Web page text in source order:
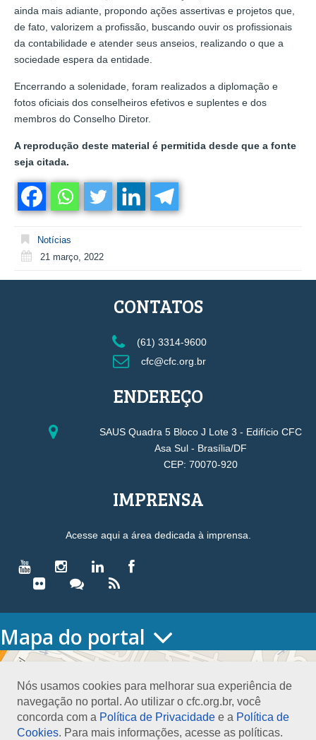
ainda mais adiante, propondo ações assertivas e projetos que,
de fato, valorizem a profissão, buscando ouvir os profissionais
da contabilidade e atender seus anseios, realizando o que a
sociedade espera da entidade.
Encerrando a solenidade, foram realizados a diplomação e
fotos oficiais dos conselheiros efetivos e suplentes e dos
membros do Conselho Diretor.
A reprodução deste material é permitida desde que a fonte
seja citada.
Notícias
21 março, 2022
Nós usamos cookies para melhorar sua experiência de
navegação no portal. Ao utilizar o cfc.org.br, você
concorda com a Política de Privacidade e a Política de
Cookies. Para mais informações, acesse as políticas.
CONTATOS
(61) 3314-9600
cfc@cfc.org.br
ENDEREÇO
SAUS Quadra 5 Bloco J Lote 3 - Edifício CFC
Asa Sul - Brasília/DF
CEP: 70070-920
IMPRENSA
Acesse aqui a área dedicada à imprensa.
Mapa do portal
HOME
Conselho Diretor
Nossa Sede
Planejamento
Organograma